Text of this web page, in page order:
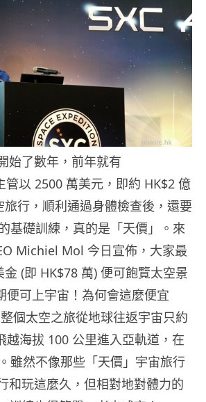
始了數年，前年就有
以 2500 萬美元，即約 HK$2 億
行，順利通過身體檢查後，還要
基礎訓練，真的是「天價」。來
Michiel Mol 今日宣佈，大家最
(即 HK$78 萬) 便可飽覽太空景
便可上宇宙！為何會這麼便宜
個太空之旅從地球往返宇宙只約
越海拔 100 公里進入亞軌道，在
雖然不像那些「天價」宇宙旅行
和玩這麼久，但相對地對體力的